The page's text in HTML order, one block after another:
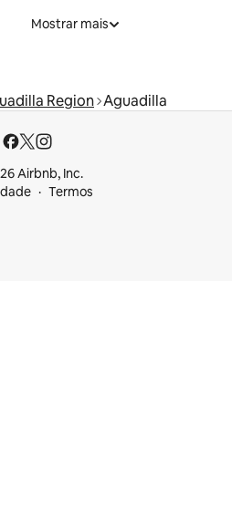
Mostrar mais
Region Aguadilla
Airbnb, Inc.
Termos